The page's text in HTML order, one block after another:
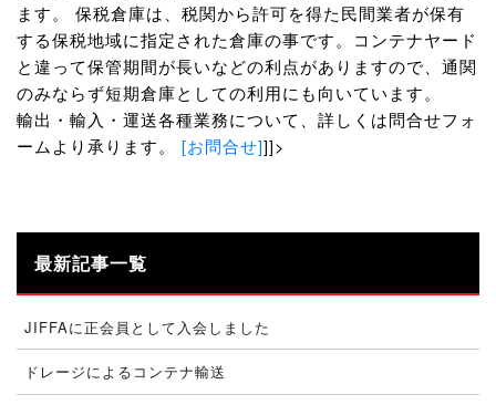
ます。 保税倉庫は、税関から許可を得た民間業者が保有
する保税地域に指定された倉庫の事です。コンテナヤード
と違って保管期間が長いなどの利点がありますので、通関
のみならず短期倉庫としての利用にも向いています。
輸出・輸入・運送各種業務について、詳しくは問合せフォ
ームより承ります。 [お問合せ]]]>
最新記事一覧
JIFFAに正会員として入会しました
ドレージによるコンテナ輸送